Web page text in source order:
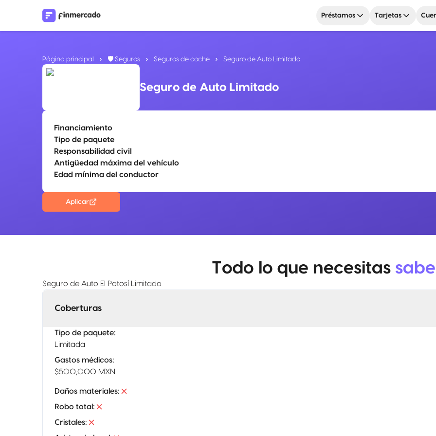
Préstamos Tarjetas
Página principal 🛡️ Seguros Seguros de coche Seguro de Auto Limitado
Seguro de Auto Limitado
Financiamiento
Tipo de paquete
Responsabilidad civil
Antigüedad máxima del vehículo
Edad mínima del conductor
Aplicar
Todo lo que necesitas
Seguro de Auto El Potosí Limitado
Coberturas
Tipo de paquete:
Limitada
Gastos médicos:
$500,000 MXN
Daños materiales:
Robo total :
Cristales: